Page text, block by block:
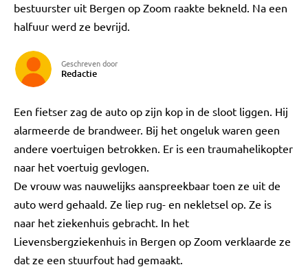
bestuurster uit Bergen op Zoom raakte bekneld. Na een
halfuur werd ze bevrijd.
Geschreven door
Redactie
Een fietser zag de auto op zijn kop in de sloot liggen. Hij
alarmeerde de brandweer. Bij het ongeluk waren geen
andere voertuigen betrokken. Er is een traumahelikopter
naar het voertuig gevlogen.
De vrouw was nauwelijks aanspreekbaar toen ze uit de
auto werd gehaald. Ze liep rug- en nekletsel op. Ze is
naar het ziekenhuis gebracht. In het
Lievensbergziekenhuis in Bergen op Zoom verklaarde ze
dat ze een stuurfout had gemaakt.